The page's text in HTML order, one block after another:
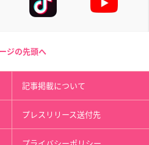
ジの先頭へ
記事掲載について
プレスリリース送付先